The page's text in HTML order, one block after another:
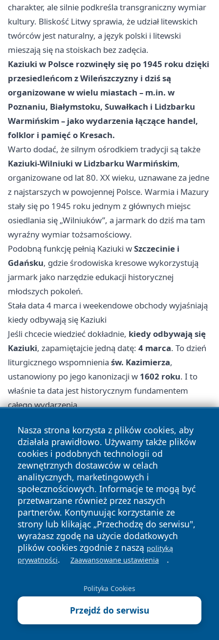
charakter, ale silnie podkreśla transgraniczny wymiar
kultury. Bliskość Litwy sprawia, że udział litewskich
twórców jest naturalny, a język polski i litewski
mieszają się na stoiskach bez zadęcia.
Kaziuki w Polsce rozwinęły się po 1945 roku dzięki
przesiedleńcom z Wileńszczyzny i dziś są
organizowane w wielu miastach – m.in. w
Poznaniu, Białymstoku, Suwałkach i Lidzbarku
Warmińskim – jako wydarzenia łączące handel,
folklor i pamięć o Kresach.
Warto dodać, że silnym ośrodkiem tradycji są także
Kaziuki-Wilniuki w Lidzbarku Warmińskim,
organizowane od lat 80. XX wieku, uznawane za jedne
z najstarszych w powojennej Polsce. Warmia i Mazury
stały się po 1945 roku jednym z głównych miejsc
osiedlania się „Wilniuków”, a jarmark do dziś ma tam
wyraźny wymiar tożsamościowy.
Podobną funkcję pełnią Kaziuki wSzczecinie i
Gdańsku, gdzie środowiska kresowe wykorzystują
jarmark jako narzędzie edukacji historycznej
młodszych pokoleń.
Stała data 4 marca i weekendowe obchody wyjaśniają
kiedy odbywają się Kaziuki
Jeśli chcecie wiedzieć dokładnie, kiedy odbywają się
Kaziuki, zapamiętajcie jedną datę: 4 marca. To dzień
liturgicznego wspomnienia św. Kazimierza,
ustanowiony po jego kanonizacji w 1602 roku. I to
właśnie ta data jest historycznym fundamentem
całego wydarzenia.
palmy wilenskie.webp
Kaziuki odbywają się co roku na początku marca,
w nawiązaniu do dnia św. Kazimierza
obchodzonego 4 marca.
Niezależnie od epoki – czy mówimy o XVII-wiecznym
Nasza strona korzysta z plików cookies, aby
działała prawidłowo. Używamy także plików
cookies i podobnych technologii od
zewnętrznych dostawców w celach
analitycznych, marketingowych i
społecznościowych. Informacje te mogą być
przetwarzane również przez naszych
partnerów. Kontynuując korzystanie ze
strony lub klikając „Przechodzę do serwisu",
wyrażasz zgodę na użycie dodatkowych
plików cookies zgodnie z naszą polityką
prywatności. Zaawansowane ustawienia .
Polityka Cookies
Przejdź do serwisu